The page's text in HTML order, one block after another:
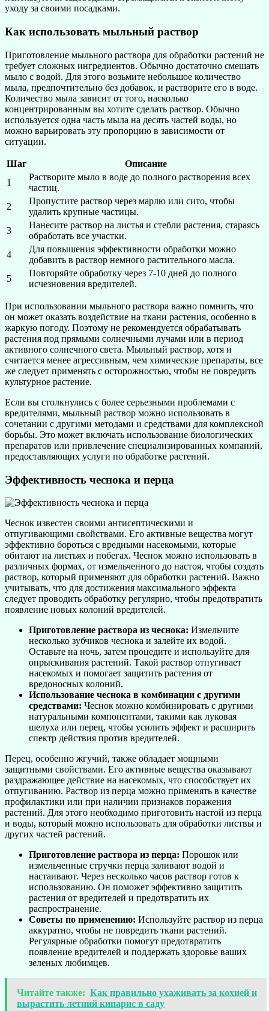
уходу за своими посадками.
Как использовать мыльный раствор
Приготовление мыльного раствора для обработки растений не
требует сложных ингредиентов. Обычно достаточно смешать
мыло с водой. Для этого возьмите небольшое количество
мыла, предпочтительно без добавок, и растворите его в воде.
Количество мыла зависит от того, насколько
концентрированным вы хотите сделать раствор. Обычно
используется одна часть мыла на десять частей воды, но
можно варьировать эту пропорцию в зависимости от
ситуации.
Шаг
Описание
1
Растворите мыло в воде до полного растворения всех
частиц.
2
Пропустите раствор через марлю или сито, чтобы
удалить крупные частицы.
3
Нанесите раствор на листья и стебли растения, стараясь
обработать все участки.
4
Для повышения эффективности обработки можно
добавить в раствор немного растительного масла.
5
Повторяйте обработку через 7-10 дней до полного
исчезновения вредителей.
При использовании мыльного раствора важно помнить, что
он может оказать воздействие на ткани растения, особенно в
жаркую погоду. Поэтому не рекомендуется обрабатывать
растения под прямыми солнечными лучами или в период
активного солнечного света. Мыльный раствор, хотя и
считается менее агрессивным, чем химические препараты, все
же следует применять с осторожностью, чтобы не повредить
культурное растение.
Если вы столкнулись с более серьезными проблемами с
вредителями, мыльный раствор можно использовать в
сочетании с другими методами и средствами для комплексной
борьбы. Это может включать использование биологических
препаратов или привлечение специализированных компаний,
предоставляющих услуги по обработке растений.
Эффективность чеснока и перца
Чеснок известен своими антисептическими и
отпугивающими свойствами. Его активные вещества могут
эффективно бороться с вредными насекомыми, которые
обитают на листьях и побегах. Чеснок можно использовать в
различных формах, от измельченного до настоя, чтобы создать
раствор, который применяют для обработки растений. Важно
учитывать, что для достижения максимального эффекта
следует проводить обработку регулярно, чтобы предотвратить
появление новых колоний вредителей.
Приготовление раствора из чеснока: Измельчите
несколько зубчиков чеснока и залейте их водой.
Оставьте на ночь, затем процедите и используйте для
опрыскивания растений. Такой раствор отпугивает
насекомых и помогает защитить растения от
вредоносных колоний.
Использование чеснока в комбинации с другими
средствами: Чеснок можно комбинировать с другими
натуральными компонентами, такими как луковая
шелуха или перец, чтобы усилить эффект и расширить
спектр действия против вредителей.
Перец, особенно жгучий, также обладает мощными
защитными свойствами. Его активные вещества оказывают
раздражающее действие на насекомых, что способствует их
отпугиванию. Раствор из перца можно применять в качестве
профилактики или при наличии признаков поражения
растений. Для этого необходимо приготовить настой из перца
и воды, который можно использовать для обработки листвы и
других частей растений.
Приготовление раствора из перца: Порошок или
измельченные стручки перца заливают водой и
настаивают. Через несколько часов раствор готов к
использованию. Он поможет эффективно защитить
растения от вредителей и предотвратить их
распространение.
Советы по применению: Используйте раствор из перца
аккуратно, чтобы не повредить ткани растений.
Регулярные обработки помогут предотвратить
появление вредителей и поддержать здоровье ваших
зеленых любимцев.
Читайте также: Как правильно ухаживать за кохией и
вырастить летний кипарис в саду